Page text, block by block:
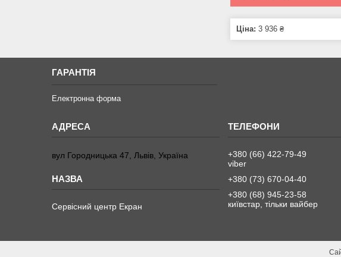
Ціна: 3 936 ₴
ГАРАНТІЯ
Електронна форма
вул Городницька 47, Львів, Україна
Сервісний центр Екран
+380 (66) 422-79-49
viber
+380 (73) 670-04-40
+380 (68) 945-23-58
київстар, тільки вайбер